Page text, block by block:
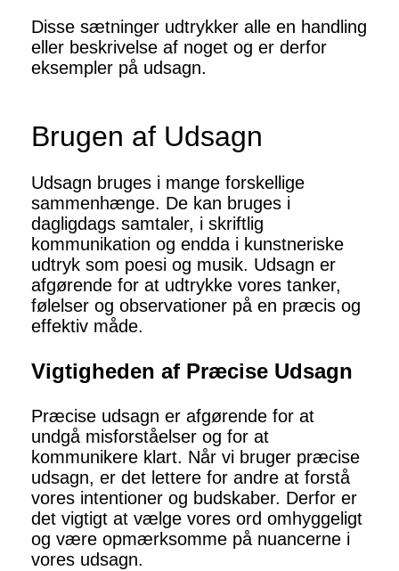
Disse sætninger udtrykker alle en handling
eller beskrivelse af noget og er derfor
eksempler på udsagn.
Brugen af Udsagn
Udsagn bruges i mange forskellige
sammenhænge. De kan bruges i
dagligdags samtaler, i skriftlig
kommunikation og endda i kunstneriske
udtryk som poesi og musik. Udsagn er
afgørende for at udtrykke vores tanker,
følelser og observationer på en præcis og
effektiv måde.
Vigtigheden af Præcise Udsagn
Præcise udsagn er afgørende for at
undgå misforståelser og for at
kommunikere klart. Når vi bruger præcise
udsagn, er det lettere for andre at forstå
vores intentioner og budskaber. Derfor er
det vigtigt at vælge vores ord omhyggeligt
og være opmærksomme på nuancerne i
vores udsagn.